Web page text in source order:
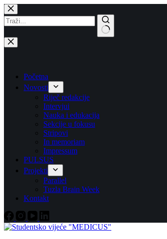
Skip
to
content
No
results
Početna
Novosti
Riječ redakcije
Intervjui
Nauka i edukacija
Sekcije u fokusu
Stripovi
In memoriam
Impressum
PULSUS
Projekti
Parallel
Tuzla Brain Week
Kontakt